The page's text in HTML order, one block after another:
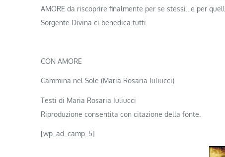
AMORE da riscoprire finalmente per se stessi…e per
Sorgente Divina ci benedica tutti
CON AMORE
Cammina nel Sole (Maria Rosaria Iuliucci)
Testi di Maria Rosaria Iuliucci
Riproduzione consentita con citazione della fonte.
[wp_ad_camp_5]